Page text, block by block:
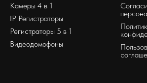
Камеры 4 в 1
IP Регистраторы
Регистраторы 5 в 1
Видеодомофоны